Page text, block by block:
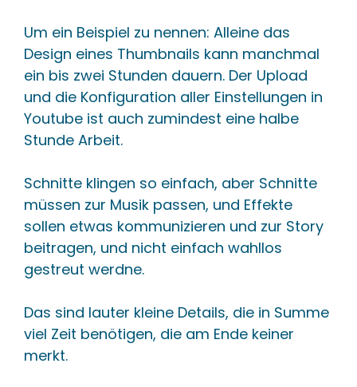
Um ein Beispiel zu nennen: Alleine das
Design eines Thumbnails kann manchmal
ein bis zwei Stunden dauern. Der Upload
und die Konfiguration aller Einstellungen in
Youtube ist auch zumindest eine halbe
Stunde Arbeit.
Schnitte klingen so einfach, aber Schnitte
müssen zur Musik passen, und Effekte
sollen etwas kommunizieren und zur Story
beitragen, und nicht einfach wahllos
gestreut werdne.
Das sind lauter kleine Details, die in Summe
viel Zeit benötigen, die am Ende keiner
merkt.